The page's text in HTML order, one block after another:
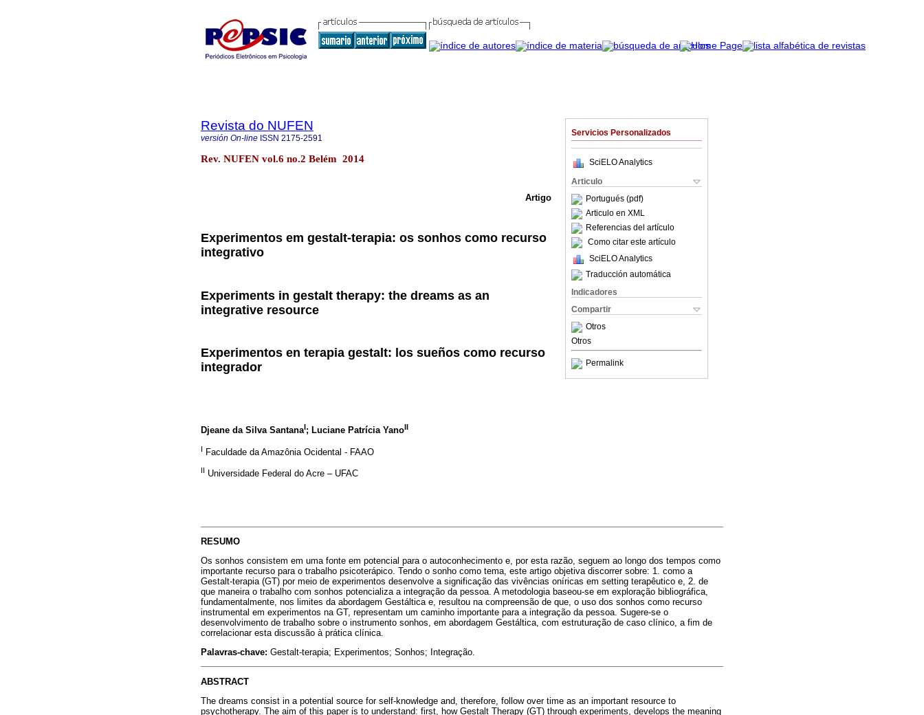
Servicios Personalizados
SciELO Analytics
Articulo
Portugués (pdf)
Articulo en XML
Referencias del artículo
Como citar este artículo
SciELO Analytics
Traducción automática
Indicadores
Compartir
Otros
Otros
Permalink
Revista do NUFEN
versión On-line ISSN 2175-2591
Rev. NUFEN vol.6 no.2 Belém 2014
Artigo
Experimentos em gestalt-terapia: os sonhos como recurso
integrativo
Experiments in gestalt therapy: the dreams as an
integrative resource
Experimentos en terapia gestalt: los sueños como recurso
integrador
Djeane da Silva SantanaI; Luciane Patrícia YanoII
I Faculdade da Amazônia Ocidental - FAAO
II Universidade Federal do Acre – UFAC
RESUMO
Os sonhos consistem em uma fonte em potencial para o autoconhecimento e, por esta razão, seguem ao longo dos tempos como
importante recurso para o trabalho psicoterápico. Tendo o sonho como tema, este artigo objetiva discorrer sobre: 1. como a
Gestalt-terapia (GT) por meio de experimentos desenvolve a significação das vivências oníricas em setting terapêutico e, 2. de
que maneira o trabalho com sonhos potencializa a integração da pessoa. A metodologia baseou-se em exploração bibliográfica,
fundamentalmente, nos limites da abordagem Gestáltica e, resultou na compreensão de que, o uso dos sonhos como recurso
instrumental em experimentos na GT, representam um caminho importante para a integração da pessoa. Sugere-se o
desenvolvimento de trabalho sobre o instrumento sonhos, em abordagem Gestáltica, com estruturação de caso clínico, a fim de
correlacionar esta discussão à prática clínica.
Palavras-chave: Gestalt-terapia; Experimentos; Sonhos; Integração.
ABSTRACT
The dreams consist in a potential source for self-knowledge and, therefore, follow over time as an important resource to
psychotherapy. The aim of this paper is to understand: first, how Gestalt Therapy (GT) through experiments, develops the meaning